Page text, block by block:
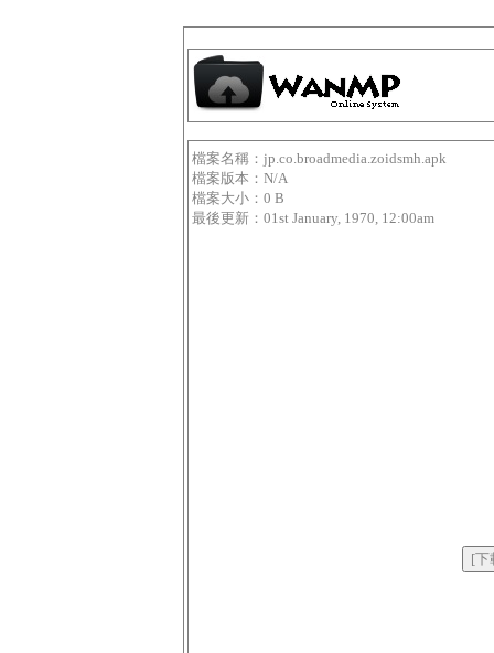
檔案名稱：jp.co.broadmedia.zoidsmh.apk
檔案版本：N/A
檔案大小：0 B
最後更新：01st January, 1970, 12:00am